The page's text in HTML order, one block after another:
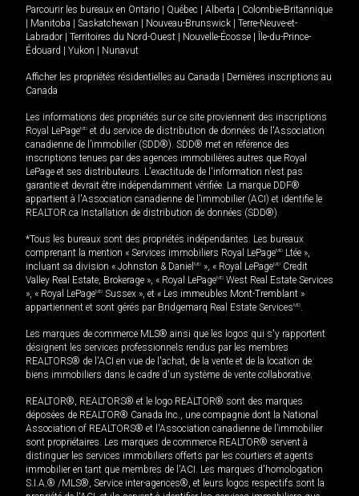
Parcourir les bureaux en Ontario Québec Alberta
Colombie-Britannique
Manitoba Saskatchewan Nouveau-Brunswick
Terre-Neuve-et-
Labrador
Territoires du Nord-Ouest Nouvelle-Écosse
Île-du-Prince-
Édouard
Yukon Nunavut
Afficher les propriétés résidentielles au Canada
Dernières inscriptions au
Canada
Les informations des propriétés sur ce site proviennent des inscriptions
Royal LePageMD et du service de distribution de données de l'Association
canadienne de l’immobilier (SDD®). SDD® met en référence des
inscriptions tenues par des agences immobilières autres que Royal
LePage et ses distributeurs. L'exactitude de l'information n'est pas
garantie et devrait être indépendamment vérifiée. La marque DDF®
appartient à l'Association canadienne de l’immobilier (ACI) et identifie le
REALTOR.ca Installation de distribution de données (SDD®).
*Tous les bureaux sont des propriétés indépendantes. Les bureaux
comprenant la mention « Services immobiliers Royal LePageMD Ltée »,
incluant sa division « Johnston & Daniel MD », « Royal LePageMD Credit
Valley Real Estate, Brokerage », « Royal LePageMD West Real Estate Services
», « Royal LePageMD Sussex », et « Les immeubles Mont-Tremblant »
appartiennent et sont gérés par Bridgemarq Real Estate ServicesMD.
Les marques de commerce MLS® ainsi que les logos qui s'y rapportent
désignent les services professionnels rendus par les membres
REALTORS® de l'ACI en vue de l'achat, de la vente et de la location de
biens immobiliers dans le cadre d'un système de vente collaborative.
REALTOR®, REALTORS® et le logo REALTOR® sont des marques
déposées de REALTOR® Canada Inc., une compagnie dont la National
Association of REALTORS® et l'Association canadienne de l’immobilier
sont propriétaires. Les marques de commerce REALTOR® servent à
distinguer les services immobiliers offerts par les courtiers et agents
immobilier en tant que membres de l'ACI. Les marques d'homologation
S.I.A.® /MLS®, Service inter-agences®, et leurs logos respectifs sont la